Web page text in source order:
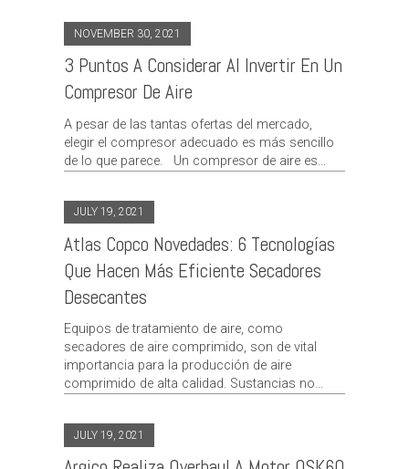
NOVEMBER 30, 2021
3 Puntos A Considerar Al Invertir En Un
Compresor De Aire
A pesar de las tantas ofertas del mercado,
elegir el compresor adecuado es más sencillo
de lo que parece. Un compresor de aire es…
JULY 19, 2021
Atlas Copco Novedades: 6 Tecnologías
Que Hacen Más Eficiente Secadores
Desecantes
Equipos de tratamiento de aire, como
secadores de aire comprimido, son de vital
importancia para la producción de aire
comprimido de alta calidad. Sustancias no…
JULY 19, 2021